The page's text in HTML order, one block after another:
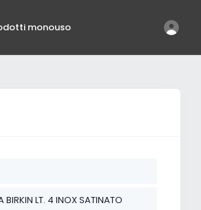
monouso
BIRKIN LT. 4 INOX SATINATO